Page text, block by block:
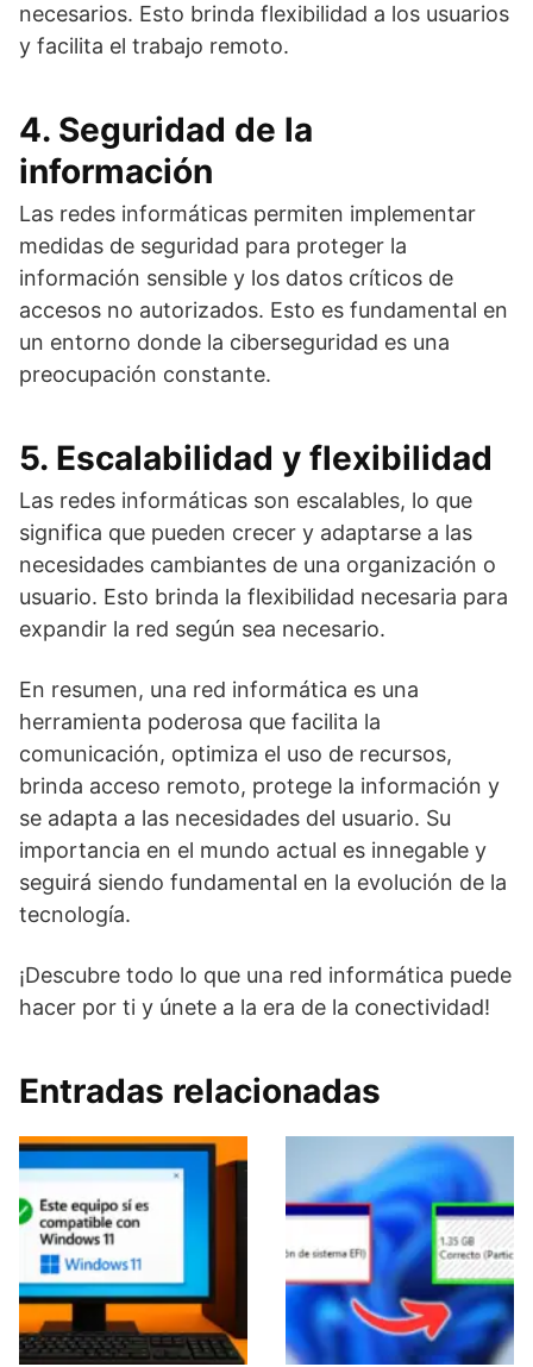
necesarios. Esto brinda flexibilidad a los usuarios
y facilita el trabajo remoto.
4. Seguridad de la
información
Las redes informáticas permiten implementar
medidas de seguridad para proteger la
información sensible y los datos críticos de
accesos no autorizados. Esto es fundamental en
un entorno donde la ciberseguridad es una
preocupación constante.
5. Escalabilidad y flexibilidad
Las redes informáticas son escalables, lo que
significa que pueden crecer y adaptarse a las
necesidades cambiantes de una organización o
usuario. Esto brinda la flexibilidad necesaria para
expandir la red según sea necesario.
En resumen, una red informática es una
herramienta poderosa que facilita la
comunicación, optimiza el uso de recursos,
brinda acceso remoto, protege la información y
se adapta a las necesidades del usuario. Su
importancia en el mundo actual es innegable y
seguirá siendo fundamental en la evolución de la
tecnología.
¡Descubre todo lo que una red informática puede
hacer por ti y únete a la era de la conectividad!
Entradas relacionadas